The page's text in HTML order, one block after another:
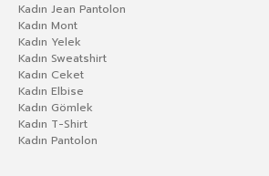
Kadın Jean Pantolon
Kadın Mont
Kadın Yelek
Kadın Sweatshirt
Kadın Ceket
Kadın Elbise
Kadın Gömlek
Kadın T-Shirt
Kadın Pantolon